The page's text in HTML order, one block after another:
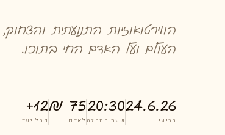
הווירטואוזיות התנועתית
העולם ועל האדם החי בתוכו.
24.6.26
רביעי
20:30
שעת התחלה
75 ₪
לאדם
12+
קהל יעד